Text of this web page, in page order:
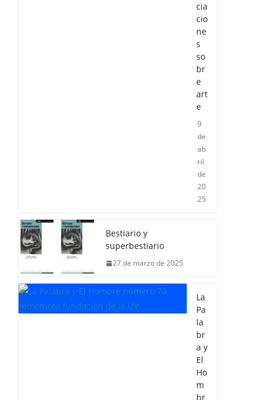
cia
cio
ne
s
so
br
e
art
e
9
de
ab
ril
de
20
25
Bestiario y
superbestiario
27 de marzo de 2025
La
Pa
la
br
a y
El
Ho
m
br